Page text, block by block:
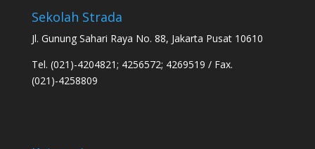
Sekolah Strada
Jl. Gunung Sahari Raya No. 88, Jakarta Pusat 10610
Tel. (021)-4204821; 4256572; 4269519 / Fax.
(021)-4258809